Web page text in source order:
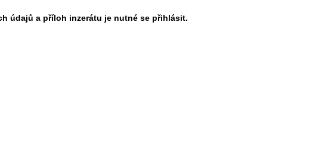
údajů a příloh inzerátu je nutné se přihlásit.